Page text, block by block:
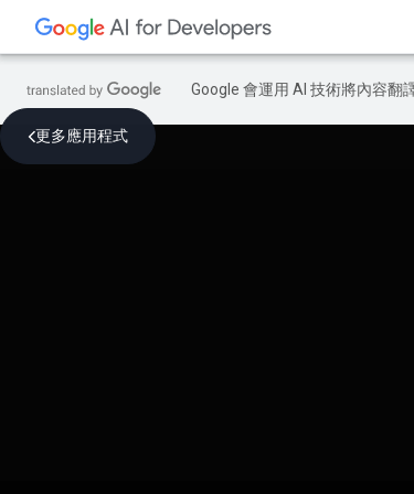
Google 會運用 AI 技術將內容翻
更多應用程式